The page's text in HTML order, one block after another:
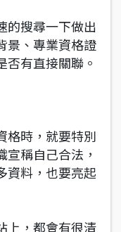
的搜尋一下做出
景、專業資格證
有直接關聯。
格時，就要特別
稱自己合法，
資料，也要亮起
上，都會有很清